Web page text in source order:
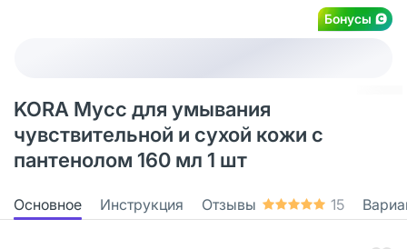
Бонусы
KORA Мусс для умывания
чувствительной и сухой кожи с
пантенолом 160 мл 1 шт
Основное Инструкция Отзывы 15